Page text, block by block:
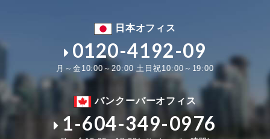
日本オフィス
0120-4192-09
月～金10:00～20:00 土日祝10:00～19:00
バンクーバーオフィス
1-604-349-0976